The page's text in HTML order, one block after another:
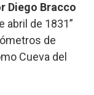
Diego Bracco
abril de 1831”
de
Cueva del